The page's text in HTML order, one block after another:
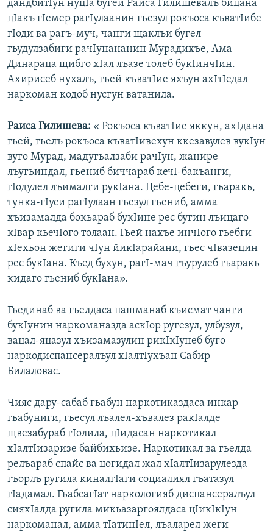
дандбитIун нуцIа бугей Раиса Гилишевалъ бицана
цIакъ гIемер рагIулаанин гьезул рокъоса къватIибе
гIоди ва рагъ-муч, чанги щаклъи бугел
гьудулзабиги рачIунананин Мурадихъе, Ама
Динараца щибго хIал лъазе толеб букIинчIин.
Ахирисеб нухалъ, гьей къватIие яхъун ахIтIедал
наркоман кодоб нусгун ватанила.
Раиса Гилишева: « Рокъоса къватIие яккун, ахIдана
гьей, гьелъ рокъоса къватIивехун ккезавулев вукIун
вуго Мурад, мадугьалзаби рачIун, жанире
лъугьиндал, гьениб биччараб кечI-бакъанги,
гIодулел лъималги рукIана. Цебе-цебеги, гьаракь,
тунка-гIуси рагIулаан гьезул гьениб, амма
хъизамалда бокьараб букIине рес бугин лъицаго
кIвар кьечIого толаан. Гьей нахъе инчIого гьебги
хIехьон жегиги чIун йикIарайани, гьес чIвазецин
рес букIана. Къед бухун, рагI-мач гъурулеб гьаракь
кидаго гьениб букIана».
Гьединаб ва гьелдаса пашманаб къисмат чанги
букIунин наркоманазда аскIор ругезул, улбузул,
вацал-яцазул хъизамазулин рикIкIунеб буго
наркодиспансералъул хIалтIухъан Сабир
Билаловас.
Чияс дару-сабаб гьабун наркотиказдаса инкар
гьабуниги, гьесул лъалел-хъвалез ракIалде
щвезабураб гIолила, цIидасан наркотикал
хIалтIизаризе байбихьизе. Наркотикал ва гьелда
релъараб спайс ва цогидал жал хIалтIизарулезда
гъорлъ ругила киналгIаги социалиял гъатазул
гIадамал. ГьабсагIат наркологияб диспансералъул
сияхIалда ругила микьазаргоялдаса цIикIкIун
наркоманал, амма тIатинIел, лъаларел жеги